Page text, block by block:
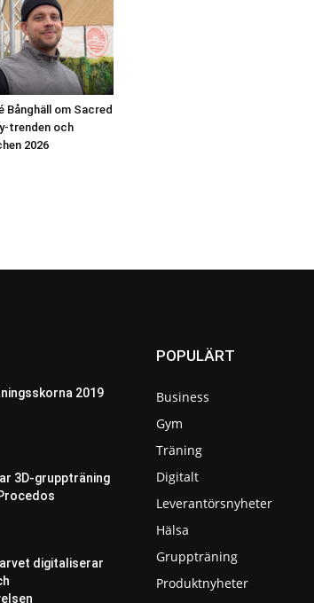
Bånghäll om Sacred
trenden och
2026
2019
3D-gruppträning
digitaliserar
POPULÄRT
Business
Gym
Träning
Digitalt
Leverantörsnyheter
Hälsa
Gruppträning
Produktnyheter